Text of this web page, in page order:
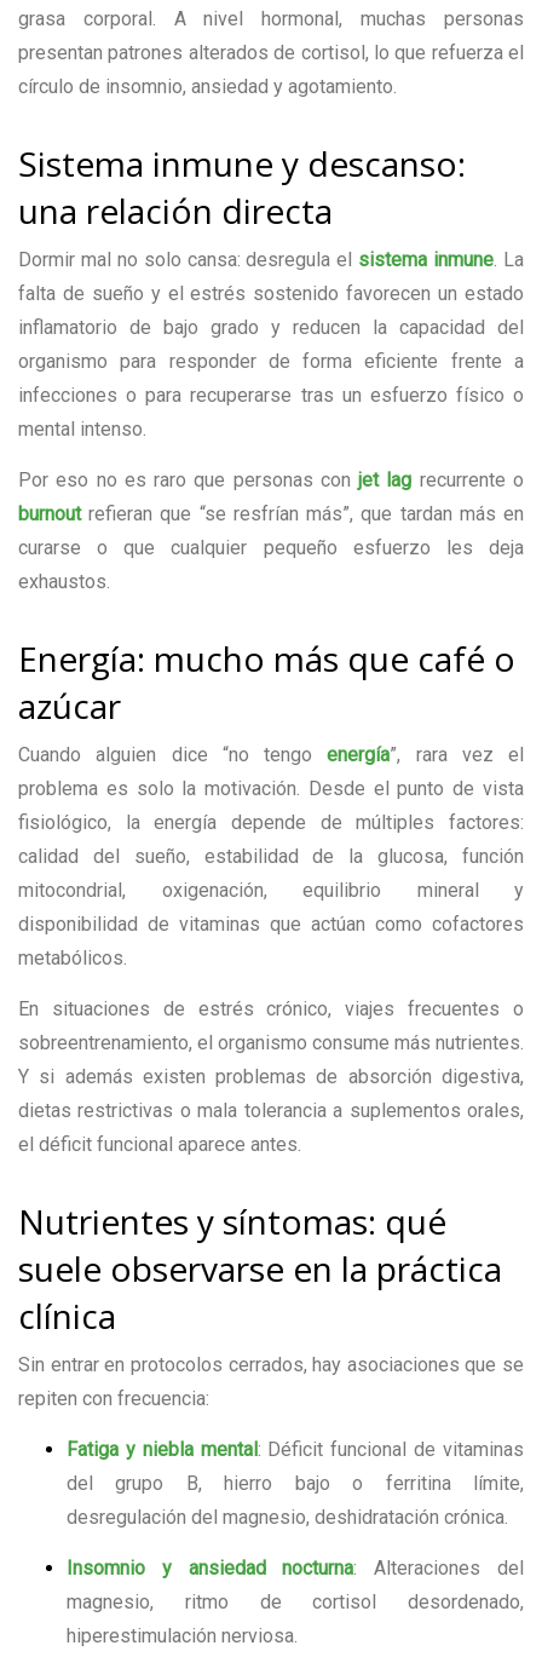
grasa corporal. A nivel hormonal, muchas personas
presentan patrones alterados de cortisol, lo que refuerza el
círculo de insomnio, ansiedad y agotamiento.
Sistema inmune y descanso:
una relación directa
Dormir mal no solo cansa: desregula el sistema inmune. La
falta de sueño y el estrés sostenido favorecen un estado
inflamatorio de bajo grado y reducen la capacidad del
organismo para responder de forma eficiente frente a
infecciones o para recuperarse tras un esfuerzo físico o
mental intenso.
Por eso no es raro que personas conjet lag recurrente o
burnoutrefieran que “se resfrían más”, que tardan más en
curarse o que cualquier pequeño esfuerzo les deja
exhaustos.
Energía: mucho más que café o
azúcar
Cuando alguien dice “no tengoenergía”, rara vez el
problema es solo la motivación. Desde el punto de vista
fisiológico, la energía depende de múltiples factores:
calidad del sueño, estabilidad de la glucosa, función
mitocondrial, oxigenación, equilibrio mineral y
disponibilidad de vitaminas que actúan como cofactores
metabólicos.
En situaciones de estrés crónico, viajes frecuentes o
sobreentrenamiento, el organismo consume más nutrientes.
Y si además existen problemas de absorción digestiva,
dietas restrictivas o mala tolerancia a suplementos orales,
el déficit funcional aparece antes.
Nutrientes y síntomas: qué
suele observarse en la práctica
clínica
Sin entrar en protocolos cerrados, hay asociaciones que se
repiten con frecuencia:
Fatiga y niebla mental: Déficit funcional de vitaminas
del grupo B, hierro bajo o ferritina límite,
desregulación del magnesio, deshidratación crónica.
Insomnio y ansiedad nocturna: Alteraciones del
magnesio, ritmo de cortisol desordenado,
hiperestimulación nerviosa.